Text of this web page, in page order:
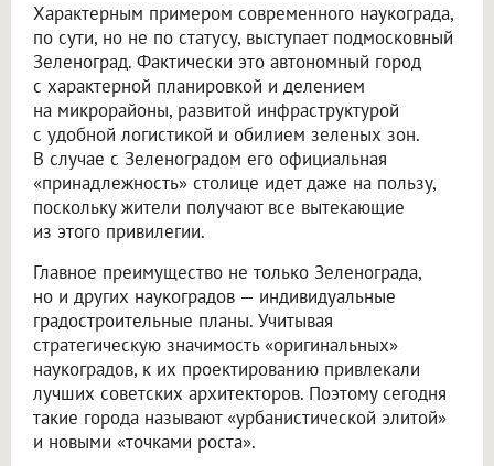
Характерным примером современного наукограда,
по сути, но не по статусу, выступает подмосковный
Зеленоград. Фактически это автономный город
с характерной планировкой и делением
на микрорайоны, развитой инфраструктурой
с удобной логистикой и обилием зеленых зон.
В случае с Зеленоградом его официальная
«принадлежность» столице идет даже на пользу,
поскольку жители получают все вытекающие
из этого привилегии.
Главное преимущество не только Зеленограда,
но и других наукоградов — индивидуальные
градостроительные планы. Учитывая
стратегическую значимость «оригинальных»
наукоградов, к их проектированию привлекали
лучших советских архитекторов. Поэтому сегодня
такие города называют «урбанистической элитой»
и новыми «точками роста».